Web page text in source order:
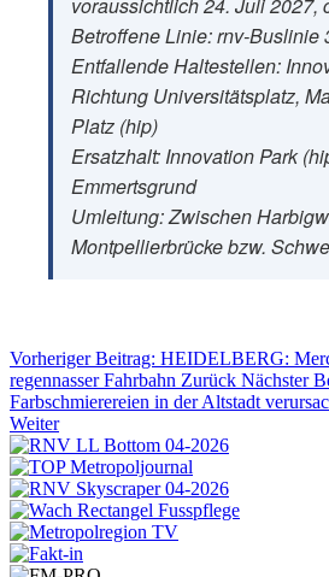
Betroffene Linie: rnv-Buslinie
Entfallende Haltestellen:
Richtung Universitätsplatz,
Platz (hip)
Ersatzhalt: Innovation Park
Emmertsgrund
Umleitung: Zwischen
Montpellierbrücke bzw.
Vorheriger Beitrag: HEIDELBERG:
regennasser Fahrbahn Zurück Nächster
Farbschmierereien in der Altstadt
Weiter